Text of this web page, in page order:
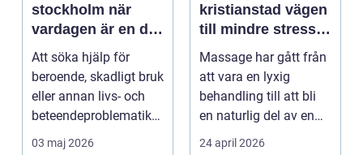
stockholm när
vardagen är en del
av behandlingen
Att söka hjälp för
beroende, skadligt bruk
eller annan livs- och
beteendeproblematik
är ett stort st...
03 maj 2026
kristianstad vägen
till mindre stress
och mer energi i
vardagen
Massage har gått från
att vara en lyxig
behandling till att bli
en naturlig del av en
hållbar livsst...
24 april 2026